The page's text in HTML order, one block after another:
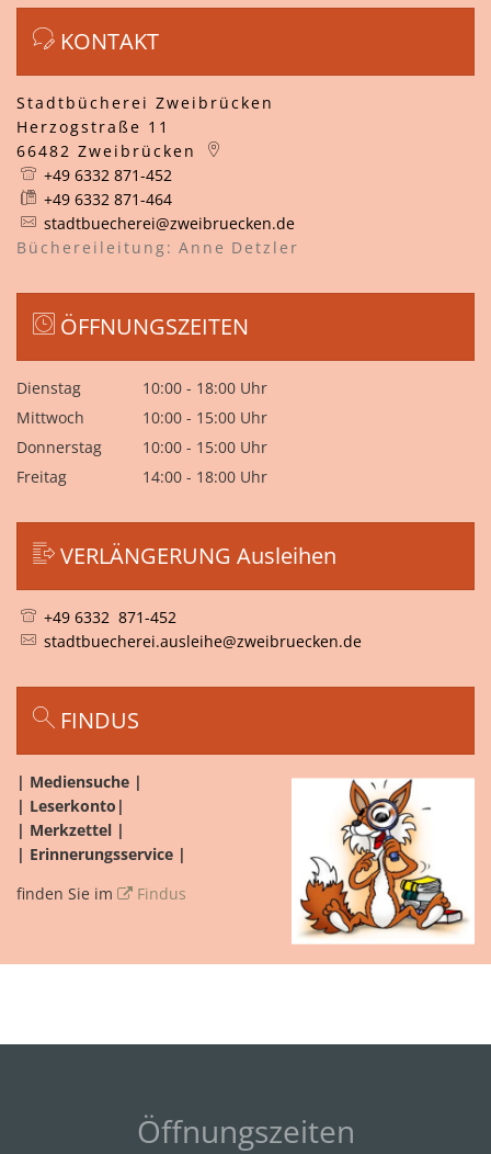
KONTAKT
Stadtbücherei Zweibrücken
Herzogstraße 11
66482 Zweibrücken
+49 6332 871-452
+49 6332 871-464
stadtbuecherei@zweibruecken.de
Büchereileitung: Anne Detzler
ÖFFNUNGSZEITEN
Dienstag 10:00 - 18:00 Uhr
Von 10:00 bis 18:00 Uhr
Mittwoch 10:00 - 15:00 Uhr
Von 10:00 bis 15:00 Uhr
Donnerstag 10:00 - 15:00 Uhr
Von 10:00 bis 15:00 Uhr
Freitag 14:00 - 18:00 Uhr
VERLÄNGERUNG Ausleihen
+49 6332 871-452
stadtbuecherei.ausleihe@zweibruecken.de
FINDUS
| Mediensuche |
| Leserkonto|
| Merkzettel |
| Erinnerungsservice |
finden Sie im
Findus
Öffnungszeiten